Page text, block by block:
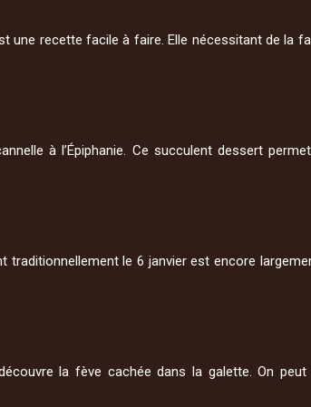
une recette facile à faire. Elle nécessitant de
à l’Épiphanie. Ce succulent dessert
le 6 janvier est encore
la fève cachée dans la galette. On